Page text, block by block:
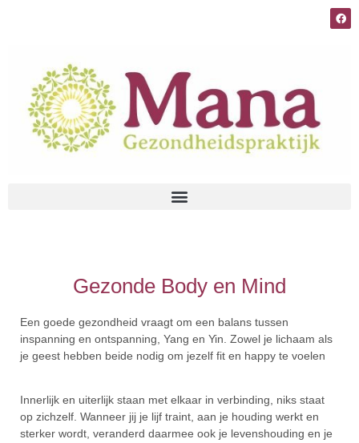
Gezonde Body en Mind
Een goede gezondheid vraagt om een balans tussen
inspanning en ontspanning, Yang en Yin. Zowel je lichaam als
je geest hebben beide nodig om jezelf fit en happy te voelen
Innerlijk en uiterlijk staan met elkaar in verbinding, niks staat
op zichzelf. Wanneer jij je lijf traint, aan je houding werkt en
sterker wordt, veranderd daarmee ook je levenshouding en je